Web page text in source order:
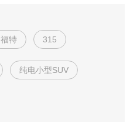
福特 315
纯电小型SUV